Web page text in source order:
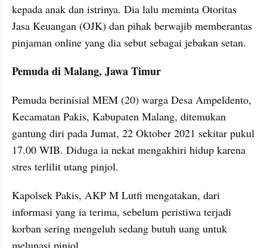
kepada anak dan istrinya. Dia lalu meminta Otoritas
Jasa Keuangan (OJK) dan pihak berwajib memberantas
pinjaman online yang dia sebut sebagai jebakan setan.
Pemuda di Malang, Jawa Timur
Pemuda berinisial MEM (20) warga Desa Ampeldento,
Kecamatan Pakis, Kabupaten Malang, ditemukan
gantung diri pada Jumat, 22 Oktober 2021 sekitar pukul
17.00 WIB. Diduga ia nekat mengakhiri hidup karena
stres terlilit utang pinjol.
Kapolsek Pakis, AKP M Lutfi mengatakan, dari
informasi yang ia terima, sebelum peristiwa terjadi
korban sering mengeluh sedang butuh uang untuk
melunasi pinjol.